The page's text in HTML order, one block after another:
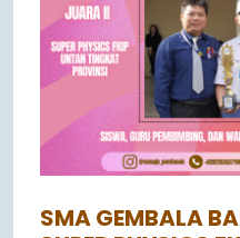
SMA GEMBALA